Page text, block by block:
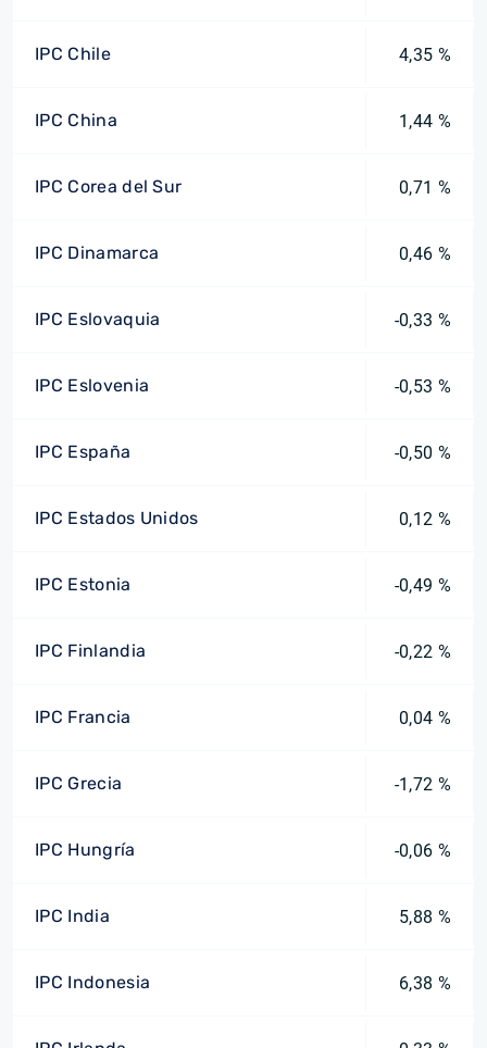
IPC Chile 4,35 %
IPC China 1,44 %
IPC Corea del Sur 0,71 %
IPC Dinamarca 0,46 %
IPC Eslovaquia -0,33 %
IPC Eslovenia -0,53 %
IPC España -0,50 %
IPC Estados Unidos 0,12 %
IPC Estonia -0,49 %
IPC Finlandia -0,22 %
IPC Francia 0,04 %
IPC Grecia -1,72 %
IPC Hungría -0,06 %
IPC India 5,88 %
IPC Indonesia 6,38 %